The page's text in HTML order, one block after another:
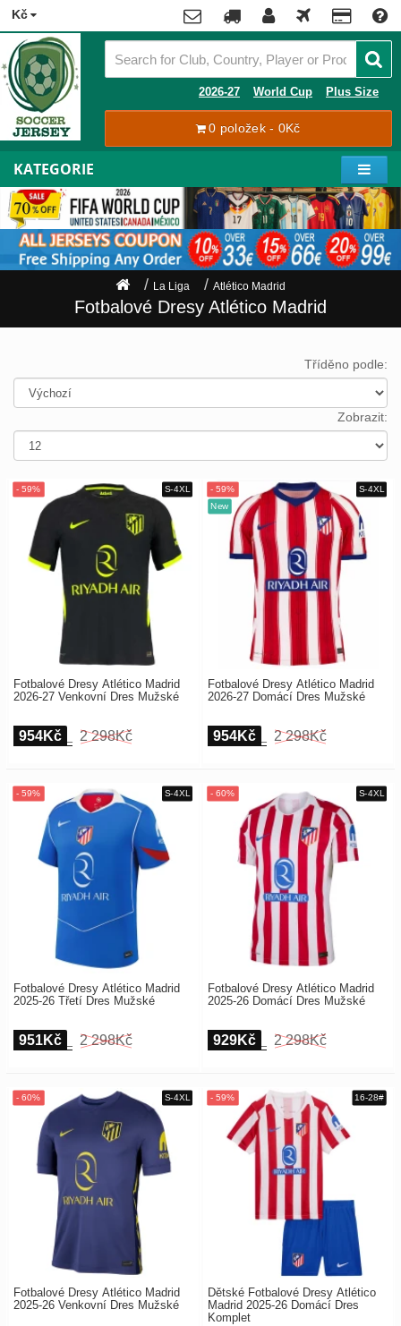
Kč
Contact
Tracking
Můj
účet
Zaregistrovat
se
Přihlásit
Payment
Nákupní
Objednat
2026-27 World Cup Plus Size
0 položek - 0Kč
x
KATEGORIE
Premier
League
La
Liga
Bundesliga
Serie
A
Ligue
1
2026
Europe
UEFA
CONMEBOL
Other
Teams
Retro
Dětské
Dámské
La Liga Atlético Madrid
Fotbalové Dresy Atlético Madrid
Tříděno podle:
Zobrazit:
Fotbalové Dresy Atlético Madrid
2026-27 Venkovní Dres Mužské
954Kč 2 298Kč
Fotbalové Dresy Atlético Madrid
2026-27 Domácí Dres Mužské
954Kč 2 298Kč
Fotbalové Dresy Atlético Madrid
2025-26 Třetí Dres Mužské
951Kč 2 298Kč
Fotbalové Dresy Atlético Madrid
2025-26 Domácí Dres Mužské
929Kč 2 298Kč
Fotbalové Dresy Atlético Madrid
2025-26 Venkovní Dres Mužské
Dětské Fotbalové Dresy Atlético
Madrid 2025-26 Domácí Dres
Komplet